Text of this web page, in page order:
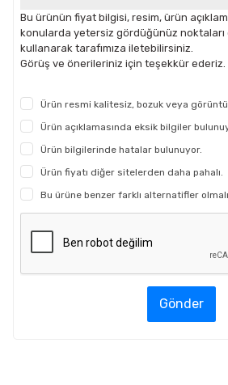
Bu ürünün fiyat bilgisi, resim, ürün
konularda yetersiz gördüğünüz
kullanarak tarafımıza iletebilirsiniz.
Görüş ve önerileriniz için teşekkür ederiz.
Ürün resmi kalitesiz, bozuk veya
Ürün açıklamasında eksik bilgiler
Ürün bilgilerinde hatalar bulunuyor.
Ürün fiyatı diğer sitelerden daha pahalı.
Bu ürüne benzer farklı alternatifler
Gönder